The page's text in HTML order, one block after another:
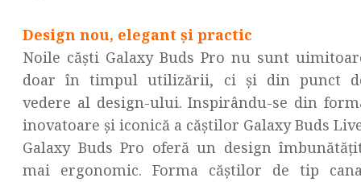
Design nou, elegant și practic
Noile căști Galaxy Buds Pro nu sunt
doar în timpul utilizării, ci și din punct
vedere al design-ului. Inspirându-se din
inovatoare și iconică a căștilor Galaxy Buds
Galaxy Buds Pro oferă un design
mai ergonomic. Forma căștilor de tip